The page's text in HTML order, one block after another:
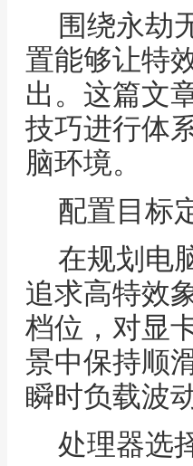
围绕永劫
置能够让特
出。这篇文
技巧进行体
脑环境。
配置目标
在规划电
追求高特效
档位，对显
景中保持顺
瞬时负载波
处理器选